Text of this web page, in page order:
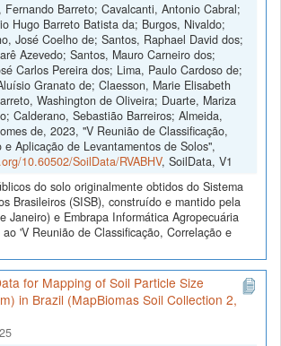
Fernando Barreto; Cavalcanti, Antonio Cabral;
Hugo Barreto Batista da; Burgos, Nivaldo;
José Coelho de; Santos, Raphael David dos;
Azevedo; Santos, Mauro Carneiro dos;
Carlos Pereira dos; Lima, Paulo Cardoso de;
Granato de; Claesson, Marie Elisabeth
Washington de Oliveira; Duarte, Mariza
Calderano, Sebastião Barreiros; Almeida,
de, 2023, "V Reunião de Classificação,
e Aplicação de Levantamentos de Solos",
10.60502/SoilData/RVABHV, SoilData, V1
do solo originalmente obtidos do Sistema
Brasileiros (SISB), construído e mantido pela
Janeiro) e Embrapa Informática Agropecuária
'V Reunião de Classificação, Correlação e
for Mapping of Soil Particle Size
in Brazil (MapBiomas Soil Collection 2,